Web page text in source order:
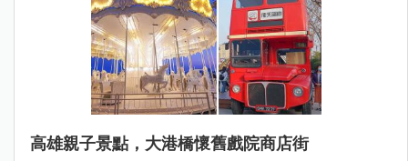
高雄親子景點，大港橋懷舊戲院商店街